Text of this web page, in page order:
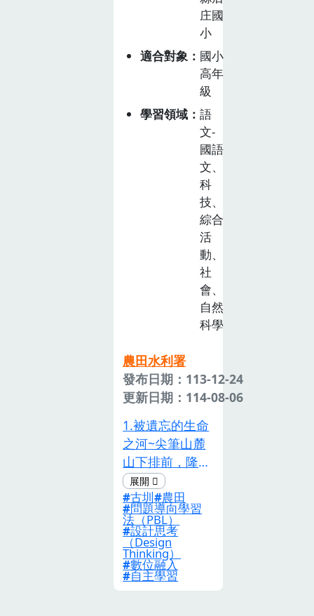
曾用心地觀察過
它，也未曾關心
水圳帶給美濃地
區甚麼樣的好處
以及可能面臨甚
麼樣的問題，非
此，在此課程設
計中，教學者將
在地資源與歷史
情感融入學生的
學習情境，讓學
生透過實地考察
與社區互動，深
刻體會水圳對當
地生活與文化的
重要性，以及讓
孩子透過行動，
心。
庄國
小
適合對象
國小
高年
級
學習領域
語
文-
國語
文、
科
技、
綜合
活
動、
社
會、
自然
科學
農田水利署
發布日期：113-12-24
更新日期：114-08-06
1.被遺忘的生命
之河~尖筆山麓
山下排前，隆恩
圳水灌溉長，青
峰環繞沃野千
里，後庄社區富
稻糧~ 這是學校
的校歌，歌詞中
稻糧綠野景象已
古圳 農田
問題導向學習
法（PBL）
設計思考
（Design
Thinking）
數位融入
自主學習